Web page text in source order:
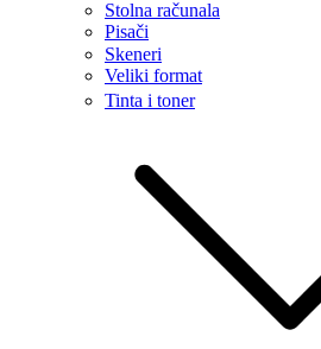
Stolna računala
Pisači
Skeneri
Veliki format
Tinta i toner